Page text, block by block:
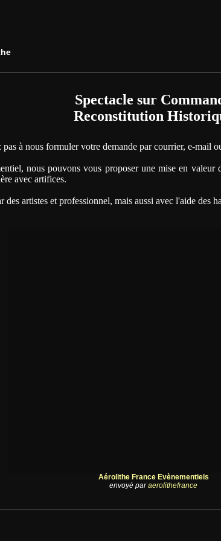
Spectacle sur
Reconstitution
pas à nous formuler votre demande par courrier, e-mail
nous pouvons vous proposer une mise en
avec artifices.
des artistes et professionnel, mais aussi avec l'aide des
Aérolithe France Evènementiels
envoyé paraerolithefrance